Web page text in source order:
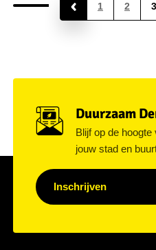
1 2 3
Duurzaam
Blijf op de
jouw stad en
Inschrijven